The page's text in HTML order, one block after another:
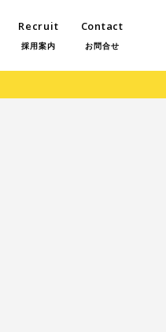
Recruit
採用案内
Contact
お問合せ